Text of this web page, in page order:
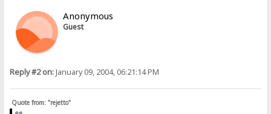
Anonymous
Guest
Reply #2 on:January 09, 2004, 06:21:14 PM
Quote from: "rejetto"